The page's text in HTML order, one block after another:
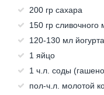
200 гр сахара
150 гр
120-130 мл
1 яйцо
1 ч.л. соды
пол-ч.л. молотой